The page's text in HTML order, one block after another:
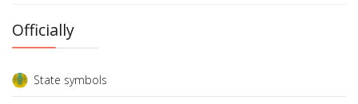
Officially
State symbols